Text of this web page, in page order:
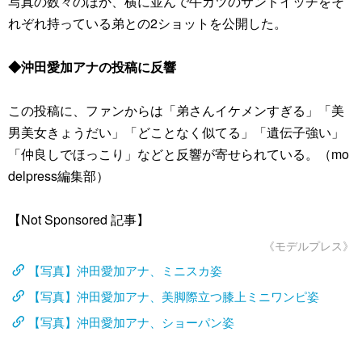
れぞれ持っている弟との2ショットを公開した。
◆沖田愛加アナの投稿に反響
この投稿に、ファンからは「弟さんイケメンすぎる」「美
男美女きょうだい」「どことなく似てる」「遺伝子強い」
「仲良しでほっこり」などと反響が寄せられている。（mo
delpress編集部）
【Not Sponsored 記事】
《モデルプレス》
【写真】沖田愛加アナ、ミニスカ姿
【写真】沖田愛加アナ、美脚際立つ膝上ミニワンピ姿
【写真】沖田愛加アナ、ショーパン姿